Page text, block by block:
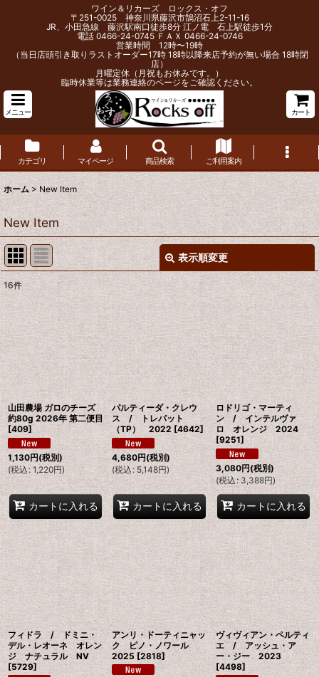
ワイン＆リカーズ ロックス・オフ
〒251-0025 神奈川県藤沢市鵠沼石上2-11-16
JR、小田急線 藤沢駅南口徒歩8分 江ノ電 石上駅徒歩1分
電話 0466-24-0745 ＦＡＸ 0466-24-0746
営業時間 12時〜19時
（当日店頭引き取りラストオーダー17時 18時以降来店予約が無い場合 18時閉
店）
月曜定休（月祝もお休みです。）
臨時休業等は業務連絡のページをご確認ください。
メニュー カート
カテゴリ マイページ 商品検索 ご利用案内
ホーム > New Item
New Item
表示順変更
表示数 :
並び順 :
絞り込む
16件
山田農場 ガロのチーズ
約80g 2026年 第二便目
[409]
1,130円(税別)
(税込: 1,220円)
カートに入れる
パルティーダ・クレウ
ス / トレパット
（TP） 2022 [4642]
4,680円(税別)
(税込 : 5,148円)
カートに入れる
ロドリゴ・マーティ
ン / インテルヴァ
ロ オレンジ 2024
[9251]
3,080円(税別)
(税込 : 3,388円)
カートに入れる
フィドラ / ドミニ・
デル・レオーネ オレン
ジ ナチュラル NV
[5729]
アンリ・ドーティニャッ
ク ピノ・ノワール
2025 [2818]
ヴィヴィアン・ペルティ
エ / アッシュ・ア
ー・ジー 2023
[4498]